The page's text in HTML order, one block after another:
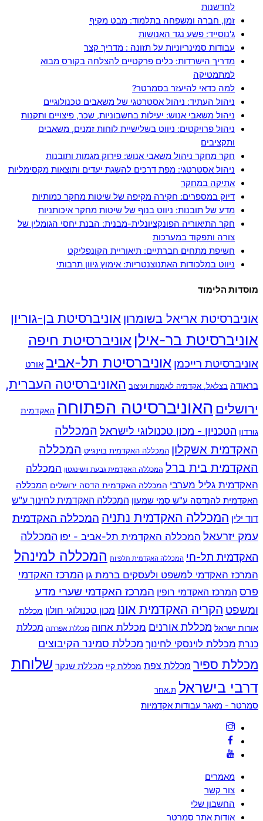
לחדשנות
זמן, חברה ומשפחה בתלמוד: מבט מקיף
ג'נוסייד: פשע נגד האנושות
עבודות סמינריוניות על תזונה : מדריך קצר
מדריך הישרדות: כלים פרקטיים להצלחה בקורס מבוא
למתמטיקה
למה כדאי להיעזר בסמרטר?
ניהול העתיד: ניהול אסטרטגי של משאבים טכנולוגיים
ניהול משאבי אנוש: יעילות בחשבוניות, שכר, פיצויים ותקנות
ניהול פרויקטים: ניווט בשלישיית לוחות זמנים, משאבים
ותקציבים
חקר מחקר ניהול משאבי אנוש: פירוק מגמות ותובנות
ניהול אסטרטגי: מפת דרכים להשגת יעדים ותוצאות מקסימליות
אתיקה במחקר
דיוק במספרים: חקירה מקיפה של שיטות מחקר כמותיות
מדע של תובנות: ניווט בנוף של שיטות מחקר איכותניות
חקר התיאוריה הפונקציונלית-מבנית: הבנת יחסי הגומלין של
צורה ותפקוד במערכות
חשיפת מתחים חברתיים: תיאוריית הקונפליקט
ניווט במלכודות האתנוצנטריות: אימוץ גיוון תרבותי
מוסדות הלימוד
אוניברסיטת אריאל בשומרון אוניברסיטת בן-גוריון
אוניברסיטת בר-אילן אוניברסיטת חיפה
אוניברסיטת רייכמן אוניברסיטת תל-אביב אורט
בראודה בצלאל, אקדמיה לאמנות ועיצוב האוניברסיטה העברית,
ירושלים האוניברסיטה הפתוחה האקדמית
גורדון הטכניון - מכון טכנולוגי לישראל המכללה
האקדמית אשקלון המכללה האקדמית בוינגייט המכללה
האקדמית בית ברל המכללה האקדמית גבעת וושינגטון המכללה
האקדמית גליל מערבי המכללה האקדמית הדסה ירושלים המכללה
האקדמית להנדסה ע"ש סמי שמעון המכללה האקדמית לחינוך ע"ש
דוד ילין המכללה האקדמית נתניה המכללה האקדמית
עמק יזרעאל המכללה האקדמית תל-אביב - יפו המכללה
האקדמית תל-חי המכללה האקדמית תלפיות המכללה למינהל
המרכז האקדמי למשפט ולעסקים ברמת גן המרכז האקדמי
פרס המרכז האקדמי רופין המרכז האקדמי שערי מדע
ומשפט הקריה האקדמית אונו מכון טכנולוגי חולון מכללת
אורות ישראל מכללת אורנים מכללת אחוה מכללת אפרתה מכללת
כנרת מכללת לוינסקי לחינוך מכללת סמינר הקיבוצים
מכללת ספיר מכללת צפת מכללת קיי מכללת שנקר שלוחת
דרבי בישראל ת.אחר
Back
Top
סמרטר - מאגר עבודות אקדמיות
מאמרים
צור קשר
החשבון שלי
אודות אתר סמרטר